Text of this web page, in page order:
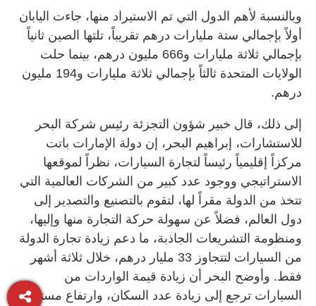
وبالنسبة لأهم الدول التي تم الاستيراد منها، جاءت اليابان
أولاً بإجمالي ستة مليارات درهم تقريباً، تلتها الصين ثانياً
بإجمالي ثلاثة مليارات و666 مليون درهم، بينما حلت
الولايات المتحدة ثالثاً بإجمالي ثلاثة مليارات و194 مليون
درهم.
إلى ذلك، قال خبير شؤون التجزئة رئيس شركة البحر
للاستشارات، إبراهيم البحر، إن دولة الإمارات باتت
مركزاً إقليمياً رئيساً لتجارة السيارات، نظراً لموقعها
الاستراتيجي ووجود عدد كبير من الشركات العالمية التي
تتخذ من الدولة مقراً لها، لتقوم بالتصنيع والتصدير إلى
دول العالم، فضلاً عن سهولة حركة التجارة منها وإليها،
ومنظومة التشريعات الجاذبة، ما دعم زيادة تجارة الدولة
من السيارات لتتجاوز 33 مليار درهم، خلال ثلاثة أشهر
فقط. وأوضح البحر أن زيادة قيمة الواردات من
السيارات ترجع إلى زيادة عدد السكان، وارتفاع مستوى